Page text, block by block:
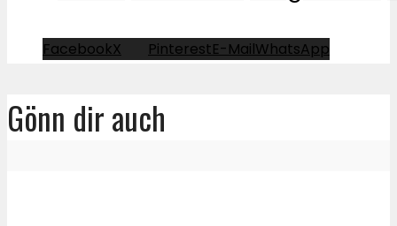
FacebookX PinterestE-MailWhatsApp
Gönn dir auch